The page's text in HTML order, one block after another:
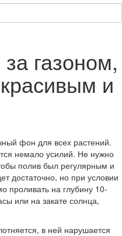
газоном,
и
фон для всех растений.
немало усилий. Не нужно
полив был регулярным и
достаточно, но при условии
проливать на глубину 10-
или на закате солнца,
в ней нарушается